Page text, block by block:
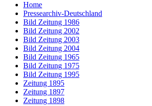
Home
Pressearchiv-Deutschland
Bild Zeitung 1986
Bild Zeitung 2002
Bild Zeitung 2003
Bild Zeitung 2004
Bild Zeitung 1965
Bild Zeitung 1975
Bild Zeitung 1995
Zeitung 1895
Zeitung 1897
Zeitung 1898